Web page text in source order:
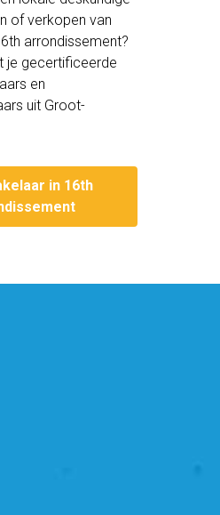
of verkopen van
arrondissement?
je gecertificeerde
en
uit Groot-
in 16th